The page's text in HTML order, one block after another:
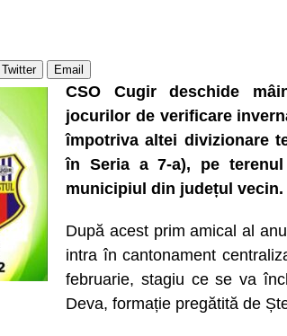
Twitter Email
CSO Cugir deschide
jocurilor de verificare
împotriva altei divizionare
în Seria a 7-a), pe
municipiul din județul vecin.
După acest prim amical al
intra în cantonament
februarie, stagiu ce se va
Deva, formație pregătită de